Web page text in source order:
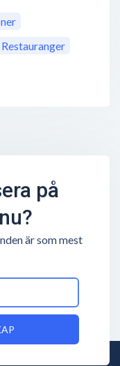
Restauranger
på
är som mest